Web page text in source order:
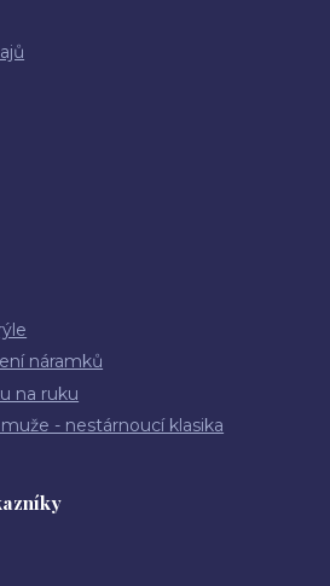
náramků
na ruku
- nestárnoucí klasika